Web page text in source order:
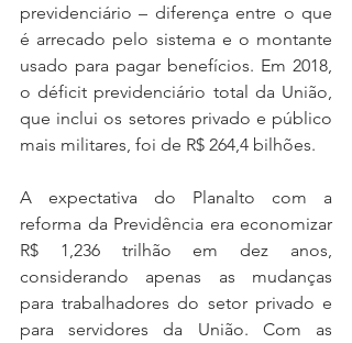
previdenciário – diferença entre o que
é arrecado pelo sistema e o montante
usado para pagar benefícios. Em 2018,
o déficit previdenciário total da União,
que inclui os setores privado e público
mais militares, foi de R$ 264,4 bilhões.
A expectativa do Planalto com a
reforma da Previdência era economizar
R$ 1,236 trilhão em dez anos,
considerando apenas as mudanças
para trabalhadores do setor privado e
para servidores da União. Com as